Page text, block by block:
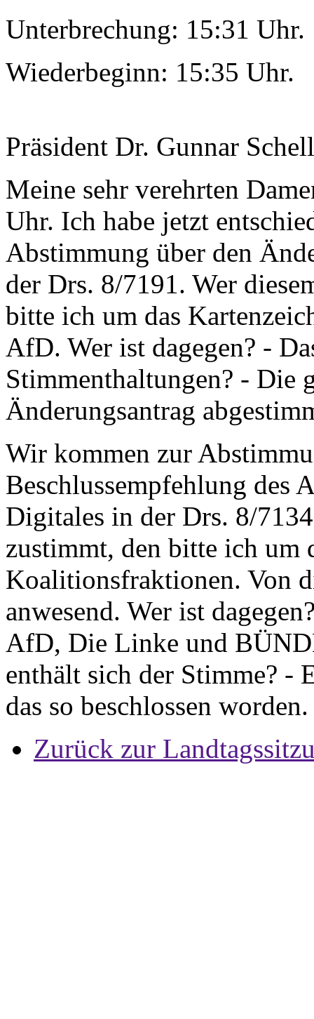
Unterbrechung: 15:31 Uhr.
Wiederbeginn: 15:35 Uhr.
Präsident Dr. Gunnar
Meine sehr verehrten
Uhr. Ich habe jetzt
Abstimmung über den
der Drs. 8/7191. Wer
bitte ich um das
AfD. Wer ist dagegen? -
Stimmenthaltungen? - Die
Änderungsantrag
Wir kommen zur
Beschlussempfehlung des
Digitales in der Drs. 8/
zustimmt, den bitte ich um
Koalitionsfraktionen. Von
anwesend. Wer ist
AfD, Die Linke und
enthält sich der Stimme? -
das so beschlossen worden.
Zurück zur